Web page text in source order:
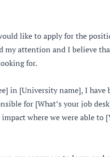
like to apply for the
my attention and I believe
for.
in [University name], I have
for [What’s your job
where we were able to